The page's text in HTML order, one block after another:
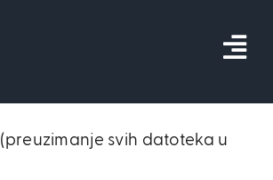
(preuzimanje svih datoteka u